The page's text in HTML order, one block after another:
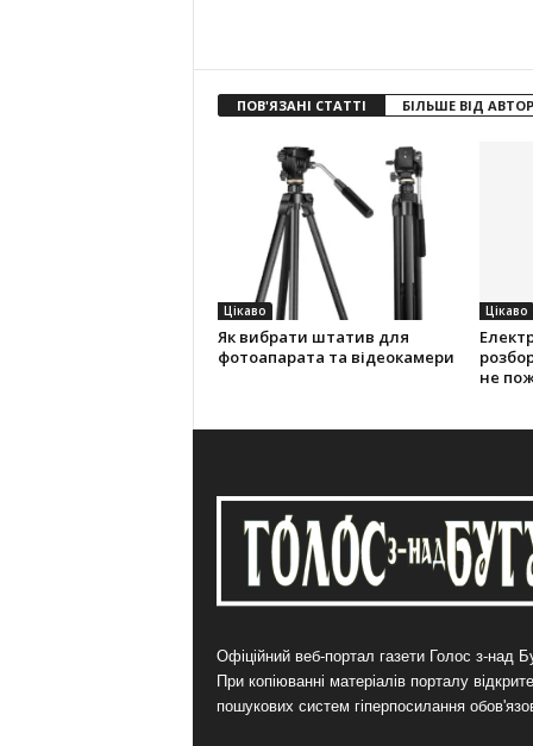
ПОВ'ЯЗАНІ СТАТТІ БІЛЬШЕ ВІД
Цікаво
Як вибрати штатив для
фотоапарата та відеокамери
Цікаво
не
Офіційний веб-портал газети Голос з-над
При копіюванні матеріалів порталу
пошукових систем гіперпосилання